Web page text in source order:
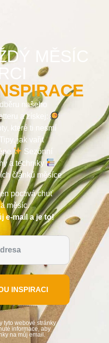
MĚSÍC
našeho
a získej:
které ti nesmí
jak vařit
Sezónní
a techniky
článků měsíce
poctivá chuť
měsíc.
e-mail a je to!
INSPIRACI
tyto webové stránky
informace, aby
na můj email.